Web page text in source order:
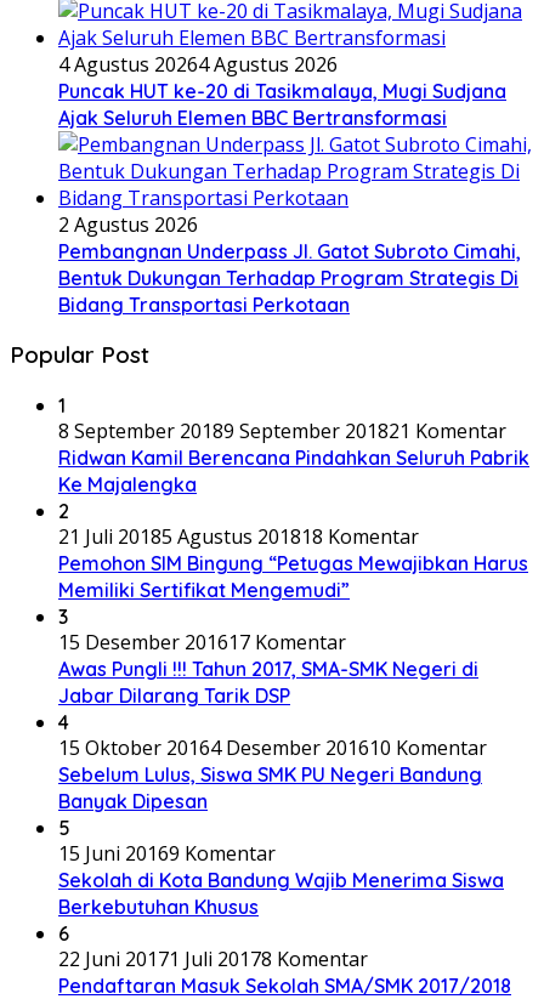
4 Agustus 20264 Agustus 2026
Puncak HUT ke-20 di Tasikmalaya, Mugi Sudjana
Ajak Seluruh Elemen BBC Bertransformasi
2 Agustus 2026
Pembangnan Underpass Jl. Gatot Subroto Cimahi,
Bentuk Dukungan Terhadap Program Strategis Di
Bidang Transportasi Perkotaan
Popular Post
1
8 September 20189 September 201821 Komentar
Ridwan Kamil Berencana Pindahkan Seluruh Pabrik
Ke Majalengka
2
21 Juli 20185 Agustus 201818 Komentar
Pemohon SIM Bingung “Petugas Mewajibkan Harus
Memiliki Sertifikat Mengemudi”
3
15 Desember 201617 Komentar
Awas Pungli !!! Tahun 2017, SMA-SMK Negeri di
Jabar Dilarang Tarik DSP
4
15 Oktober 20164 Desember 201610 Komentar
Sebelum Lulus, Siswa SMK PU Negeri Bandung
Banyak Dipesan
5
15 Juni 20169 Komentar
Sekolah di Kota Bandung Wajib Menerima Siswa
Berkebutuhan Khusus
6
22 Juni 20171 Juli 20178 Komentar
Pendaftaran Masuk Sekolah SMA/SMK 2017/2018